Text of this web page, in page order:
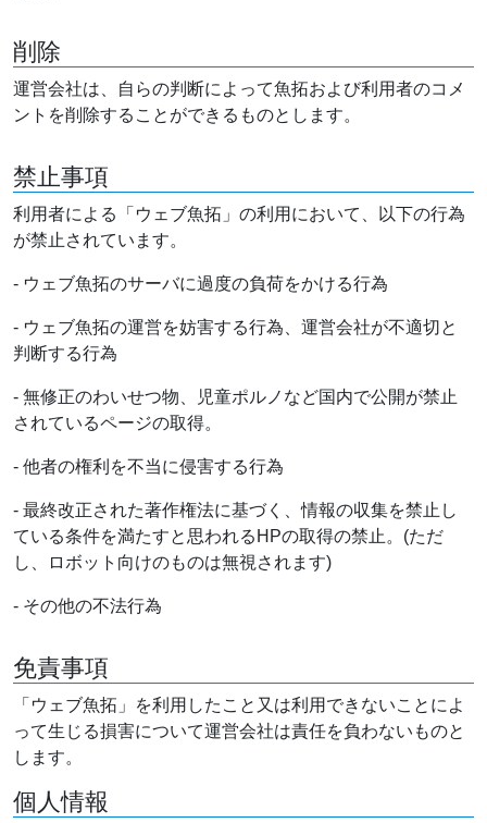
削除
運営会社は、自らの判断によって魚拓および利用者のコメ
ントを削除することができるものとします。
禁止事項
利用者による「ウェブ魚拓」の利用において、以下の行為
が禁止されています。
- ウェブ魚拓のサーバに過度の負荷をかける行為
- ウェブ魚拓の運営を妨害する行為、運営会社が不適切と
判断する行為
- 無修正のわいせつ物、児童ポルノなど国内で公開が禁止
されているページの取得。
- 他者の権利を不当に侵害する行為
- 最終改正された著作権法に基づく、情報の収集を禁止し
ている条件を満たすと思われるHPの取得の禁止。(ただ
し、ロボット向けのものは無視されます)
- その他の不法行為
免責事項
「ウェブ魚拓」を利用したこと又は利用できないことによ
って生じる損害について運営会社は責任を負わないものと
します。
個人情報